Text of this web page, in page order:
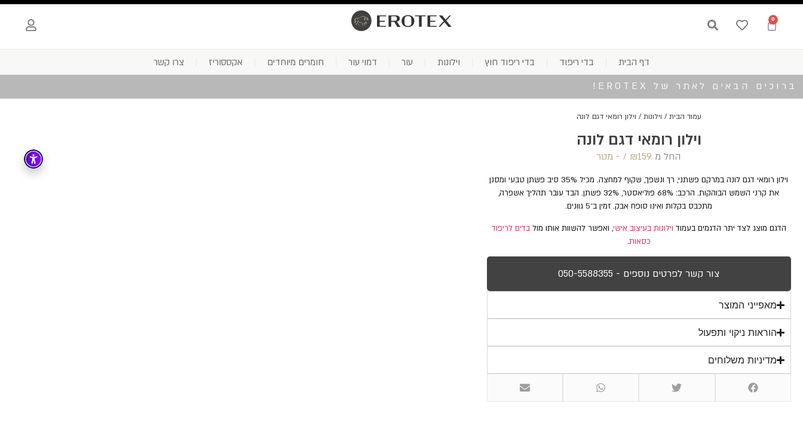
0
דף הבית בדי ריפוד בדי ריפוד חוץ וילונות עור דמוי עור חומרים מיוחדים אקססוריז צרו קשר
ברוכים הבאים לאתר של EROTEX!
עמוד הבית / וילונות / וילון רומאי דגם לונה
וילון רומאי דגם לונה
החל מ ₪159 /‏‏‎ ‎- מטר
וילון רומאי דגם לונה במרקם פשתני, רך ונשפך, שקוף למחצה. מכיל 35% סיב פשתן טבעי ומסנן
את קרני השמש הבוהקות. הרכב: 68% פוליאסטר, 32% פשתן. הבד עובר תהליך אשפרה,
מתכבס בקלות ואינו סופח אבק. זמין ב־5 גוונים.
הדגם מוצג לצד יתר הדגמים בעמוד וילונות בעיצוב אישי, ואפשר להשוות אותו מולבדים לריפוד
כסאות.
צור קשר לפרטים נוספים - 050-5588355
מאפייני המוצר
הוראות ניקוי ותפעול
מדיניות משלוחים